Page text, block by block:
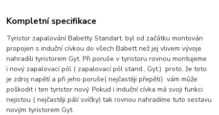
Kompletní specifikace
Tyristor zapalování Babetty Standart. byl od začátku montován
propojen s induční cívkou do všech Babett než jej vlivem vývoje
nahradili tyristorem Gyt. Při poruše v tyristoru rovnou montujeme
i nový zapalovací pól ( zapalovací pól stand., Gyt.) proto, že toto
je zdroj napětí a při jeho poruše( nejčastěji přepětí) vám může
poškodit i ten tyristor nový. Pokud i induční cívka má svoji funkci
nejistou ( nejčastěji pálí svíčky) tak rovnou nahradíme tuto sestavu
novým tyristorem Gyt.